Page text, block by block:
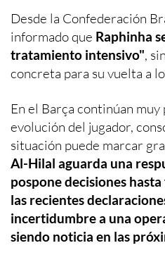
Desde la Confederación
informado que Raphinha
tratamiento intensivo",
concreta para su vuelta a
En el Barça continúan
evolución del jugador,
situación puede marcar
Al-Hilal aguarda una
pospone decisiones
las recientes
incertidumbre a una
siendo noticia en las